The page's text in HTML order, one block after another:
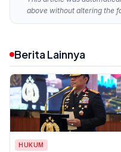
above without altering the
Berita Lainnya
HUKUM